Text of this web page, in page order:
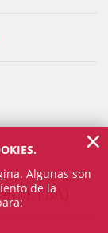
(EYBA)
Algunas son
de la
×